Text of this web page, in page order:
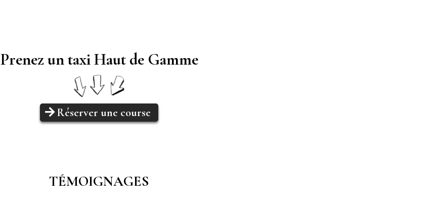
Prenez un taxi Haut de Gamme
Réserver une course
TÉMOIGNAGES